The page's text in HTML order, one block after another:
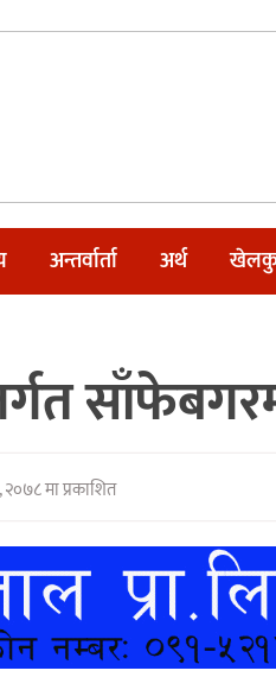
अन्तर्वार्ता अर्थ
मा प्रकाशित